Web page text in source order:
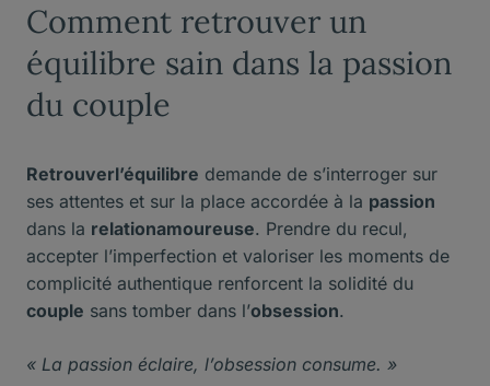
Comment retrouver un
équilibre sain dans la passion
du couple
Retrouverl’équilibre demande de s’interroger sur
ses attentes et sur la place accordée à la passion
dans la relationamoureuse. Prendre du recul,
accepter l’imperfection et valoriser les moments de
complicité authentique renforcent la solidité du
couple sans tomber dans l’obsession.
« La passion éclaire, l’obsession consume. »